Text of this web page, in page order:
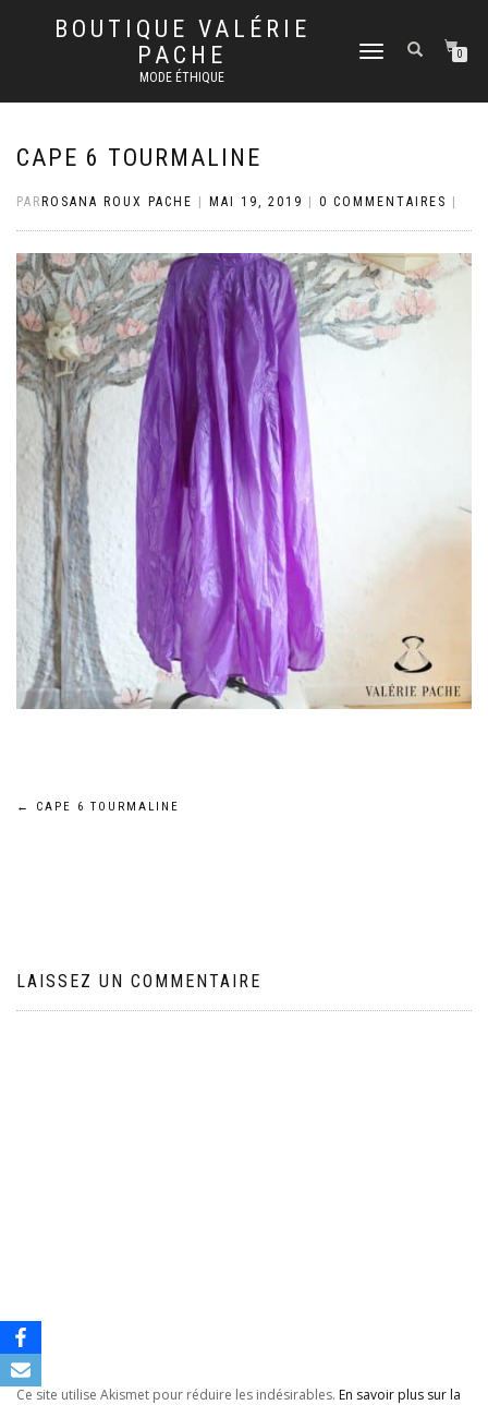
BOUTIQUE VALÉRIE
PACHE
MODE ÉTHIQUE
DÉPLIER
0
CAPE 6 TOURMALINE
PAR ROSANA ROUX PACHE MAI 19, 2019 0 COMMENTAIRES
Navigation
← CAPE 6 TOURMALINE
LAISSEZ UN COMMENTAIRE
Ce site utilise Akismet pour réduire les indésirables. En savoir plus sur la